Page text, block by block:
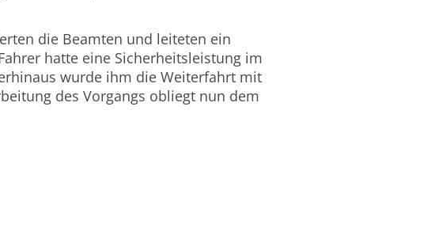
die Beamten und leiteten ein
hatte eine Sicherheitsleistung im
wurde ihm die Weiterfahrt mit
des Vorgangs obliegt nun dem